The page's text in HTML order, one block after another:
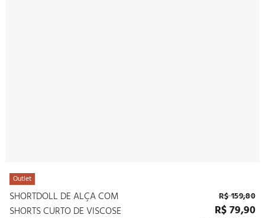
Outlet
SHORTDOLL DE ALÇA COM
SHORTS CURTO DE VISCOSE
R$159,80
R$79,90